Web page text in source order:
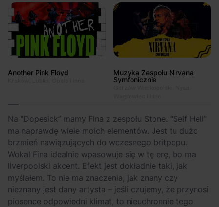
Another Pink Floyd
Muzyka Zespołu Nirvana
Symfonicznie
Na “Dopesick” mamy Fina z zespołu Stone. “Self Hell”
ma naprawdę wiele moich elementów. Jest tu dużo
brzmień nawiązujących do wczesnego britpopu.
Wokal Fina idealnie wpasowuje się w tę erę, bo ma
liverpoolski akcent. Efekt jest dokładnie taki, jak
myślałem. To nie ma znaczenia, jak znany czy
nieznany jest dany artysta – jeśli czujemy, że przynosi
piosence odpowiedni klimat, to nieuchronnie tego